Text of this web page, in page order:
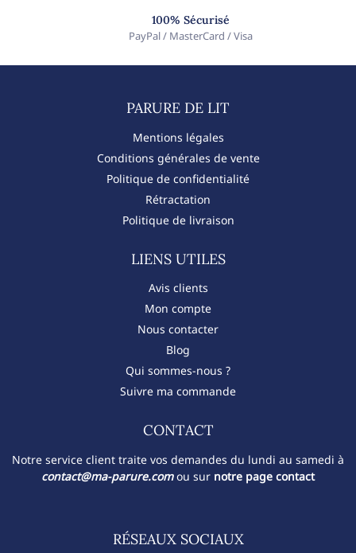
100% Sécurisé
PayPal / MasterCard / Visa
PARURE DE LIT​
Mentions légales
Conditions générales de vente
Politique de confidentialité
Rétractation
Politique de livraison
LIENS UTILES
Avis clients
Mon compte
Nous contacter
Blog
Qui sommes-nous ?
Suivre ma commande
CONTACT​
Notre service client traite vos demandes du lundi au samedi à
contact@ma-parure.comou sur notre page contact
RÉSEAUX SOCIAUX